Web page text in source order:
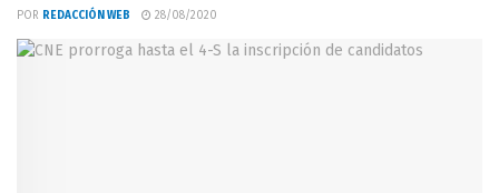
POR REDACCIÓN WEB 28/08/2020